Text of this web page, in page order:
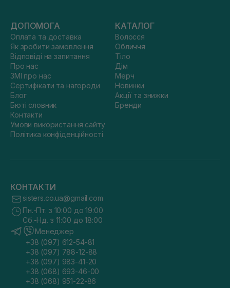
ДОПОМОГА
Оплата та доставка
Як зробити замовлення
Відповіді на запитання
Про нас
ЗМІ про нас
Сертифікати та нагороди
Блог
Бюті словник
Контакти
Умови використання сайту
Політика конфіденційності
КАТАЛОГ
Волосся
Обличчя
Тіло
Дім
Мерч
Новинки
Акції та знижки
Бренди
КОНТАКТИ
sisters.co.ua@gmail.com
Пн.-Пт. з 10:00 до 19:00
Сб.-Нд. з 11:00 до 18:00
Менеджер
+38 (097) 612-54-81
+38 (097) 788-12-88
+38 (097) 983-41-20
+38 (068) 693-46-00
+38 (068) 951-22-86